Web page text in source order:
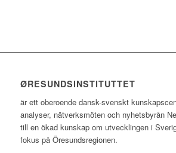
ØRESUNDSINSTITUTTET
är ett oberoende dansk-svenskt
analyser, nätverksmöten och nyhetsbyrån
till en ökad kunskap om utvecklingen i
fokus på Öresundsregionen.